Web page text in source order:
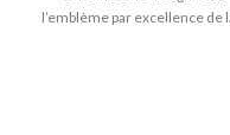
l’emblème par excellence de